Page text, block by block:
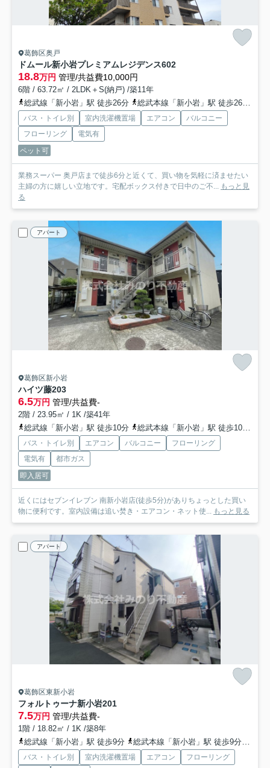
葛飾区奥戸
ドムール新小岩プレミアムレジデンス602
18.8万円 管理/共益費10,000円
6階 / 63.72㎡ / 2LDK＋S(納戸) /築11年
総武線「新小岩」駅 徒歩26分
総武本線「新小岩」駅 徒歩26分
バス・トイレ別 室内洗濯機置場 エアコン
バルコニー
フローリング
電気有
ペット可
業務スーパー 奥戸店まで徒歩6分と近くて、買い物を気軽に済ませたい
主婦の方に嬉しい立地です。宅配ボックス付きで日中のご不... もっと見
る
アパート
葛飾区新小岩
ハイツ藤203
6.5万円 管理/共益費-
2階 / 23.95㎡ / 1K /築41年
総武線「新小岩」駅 徒歩10分
総武本線「新小岩」駅 徒歩10分
バス・トイレ別 エアコン バルコニー
フローリング
電気有
都市ガス
即入居可
近くにはセブンイレブン 南新小岩店(徒歩5分)がありちょっとした買い
物に便利です。室内設備は追い焚き・エアコン・ネット使... もっと見る
アパート
葛飾区東新小岩
フォルトゥーナ新小岩201
7.5万円 管理/共益費-
1階 / 18.82㎡ / 1K /築8年
総武線「新小岩」駅 徒歩9分
総武本線「新小岩」駅 徒歩9分
バス・トイレ別 室内洗濯機置場 エアコン
フローリング